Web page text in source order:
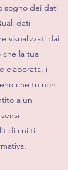
dei dati
dati
visualizzati dai
la tua
elaborata, i
che tu non
a un
di cui ti